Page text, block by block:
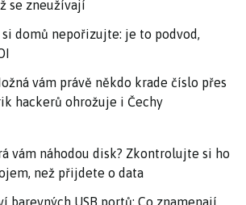
se zneužívají
domů nepořizujte: je to podvod,
vám právě někdo krade číslo přes
hackerů ohrožuje i Čechy
vám náhodou disk? Zkontrolujte si ho
než přijdete o data
barevných USB portů: Co znamenají